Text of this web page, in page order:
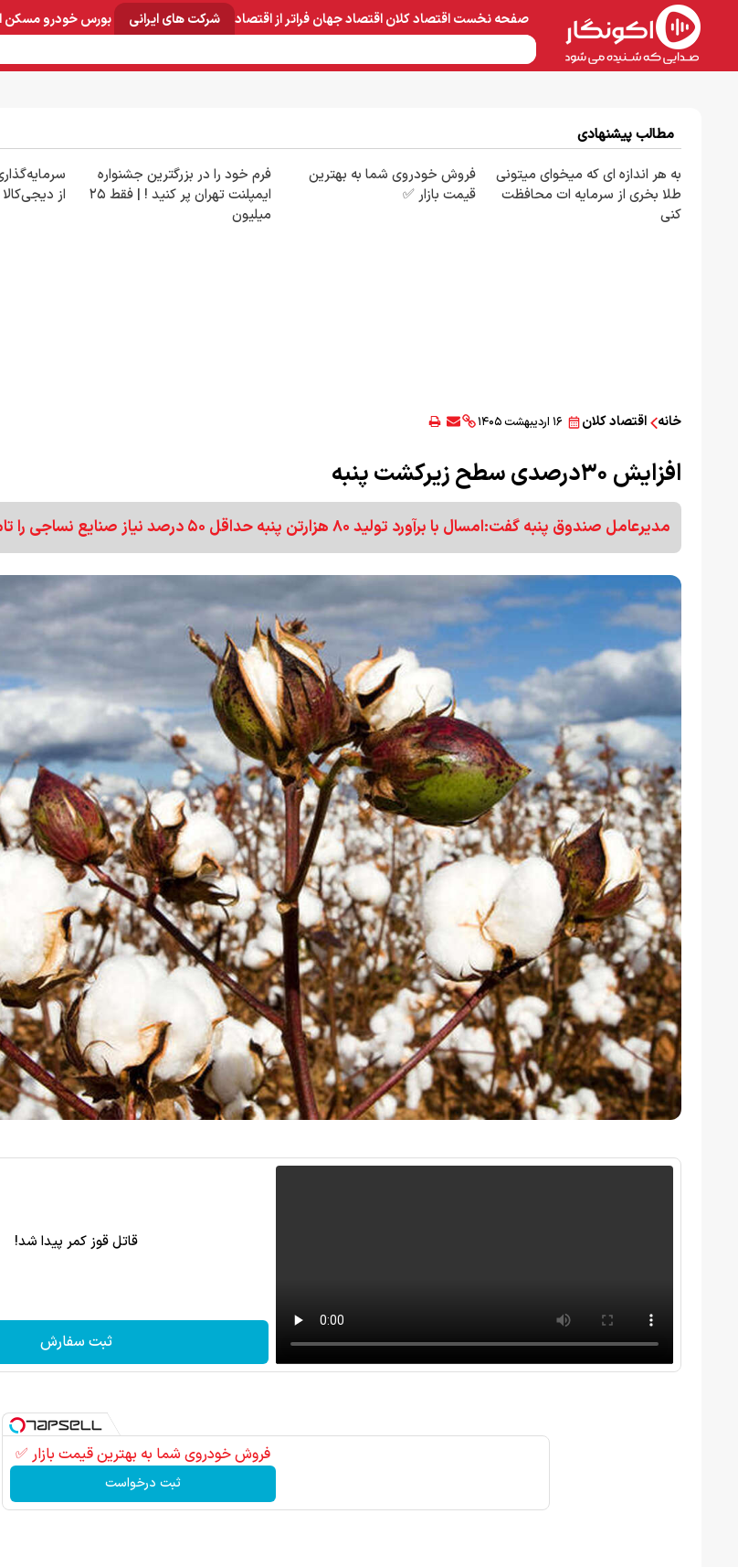
صفحه نخستاقتصاد کلاناقتصاد جهانفراتر از اقتصاد شرکت های ایرانی بورسخودرومسکن
مطالب پیشنهادی
به هر اندازه ای که میخوای میتونی
طلا بخری از سرمایه ات محافظت
کنی
فروش خودروی شما به بهترین
قیمت بازار ✅
فرم خود را در بزرگترین جشنواره
ایمپلنت تهران پر کنید ! | فقط ۲۵
میلیون
از دیجی‌کالا
خانه اقتصاد کلان ۱۶ اردیبهشت ۱۴۰۵
افزایش ۳۰درصدی سطح زیرکشت پنبه
مدیرعامل صندوق پنبه گفت:امسال با برآورد تولید ۸۰ هزارتن پنبه حداقل ۵۰ درصد نیاز صنایع نساجی را تامین کنیم.
قاتل قوز کمر پیدا شد!
ثبت سفارش
فروش خودروی شما به بهترین قیمت بازار ✅
ثبت درخواست